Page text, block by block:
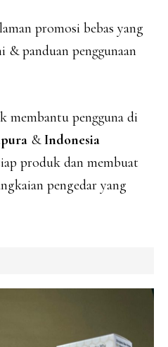
promosi bebas yang
panduan penggunaan
pengguna di
&Indonesia
produk dan membuat
pengedar yang